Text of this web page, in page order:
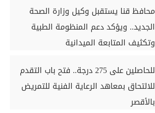
محافظ قنا يستقبل وكيل وزارة الصحة
الجديد.. ويؤكد دعم المنظومة الطبية
وتكثيف المتابعة الميدانية
للحاصلين على 275 درجة.. فتح باب التقدم
للالتحاق بمعاهد الرعاية الفنية للتمريض
بالأقصر